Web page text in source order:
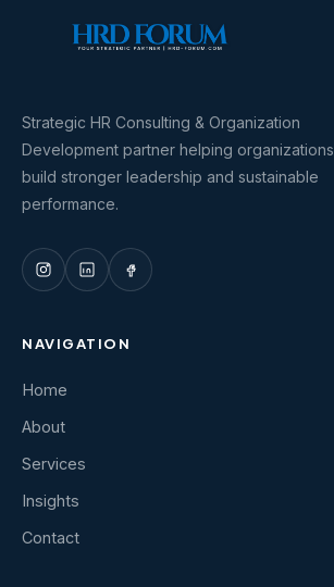
Strategic HR Consulting & Organization
Development partner helping organizations
build stronger leadership and sustainable
performance.
NAVIGATION
Home
About
Services
Insights
Contact